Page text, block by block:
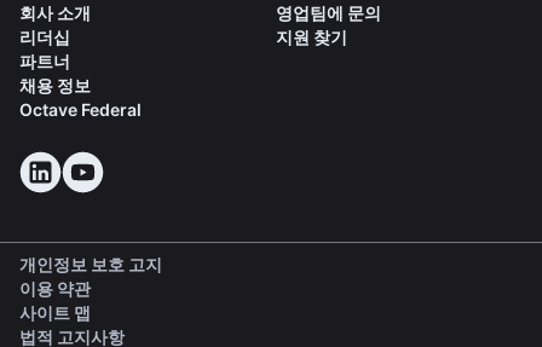
회사 소개
리더십
파트너
채용 정보
Octave Federal
영업팀에 문의
지원 찾기
개인정보 보호 고지
이용 약관
사이트 맵
법적 고지사항